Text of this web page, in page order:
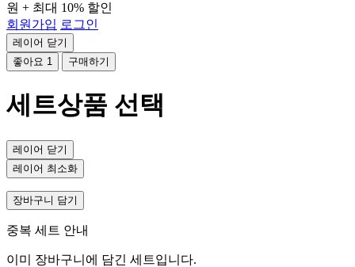
원 + 최대 10% 할인
회원가입 로그인
레이어 닫기
좋아요 1 구매하기
세트상품 선택
레이어 닫기
레이어 최소화
장바구니 담기
중복 세트 안내
이미 장바구니에 담긴 세트입니다.